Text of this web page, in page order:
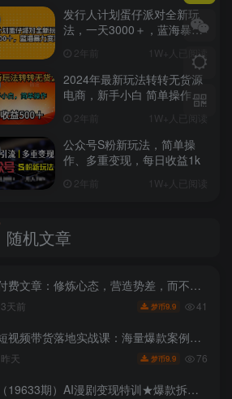
发行人计划蛋仔派对全新玩
法，一天3000＋，蓝海暴力
2年前 1W+人已阅读
2024年最新玩法转转无货源
电商，新手小白 简单操作，
2年前 1W+人已阅读
公众号S粉新玩法，简单操
作、多重变现，每日收益1k
2年前 1W+人已阅读
随机文章
费文章：修炼心态，营造势差，而不是学习技术
3天前 梦币9.9 41
视频带货落地实战课：海量爆款案例拆解，掌握拍摄剪辑与带货脚本创作技巧
昨天 梦币9.9 76
（19633期）AI漫剧变现特训★爆款拆解｜底层逻辑，变现渠道，AI工具矩阵，批量剪辑，小说改编完整漫剧实操教学